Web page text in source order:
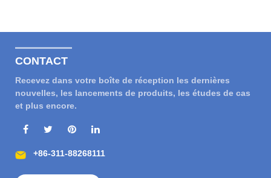
CONTACT
Recevez dans votre boîte de réception les dernières
nouvelles, les lancements de produits, les études de cas
et plus encore.
+86-311-88268111